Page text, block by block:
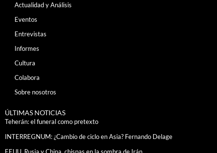
Actualidad y Análisis
Eventos
Entrevistas
Informes
Cultura
Colabora
Sobre nosotros
ÚLTIMAS NOTICIAS
Teherán: el funeral como pretexto
INTERREGNUM: ¿Cambio de ciclo en Asia? Fernando Delage
EEUU, Rusia y China, chispas en la sombra de Irán